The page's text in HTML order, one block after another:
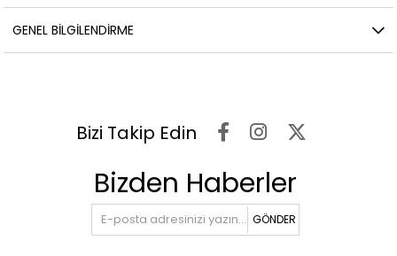
GENEL BILGILENDIRME
Bizi Takip Edin
Bizden Haberler
GÖNDER